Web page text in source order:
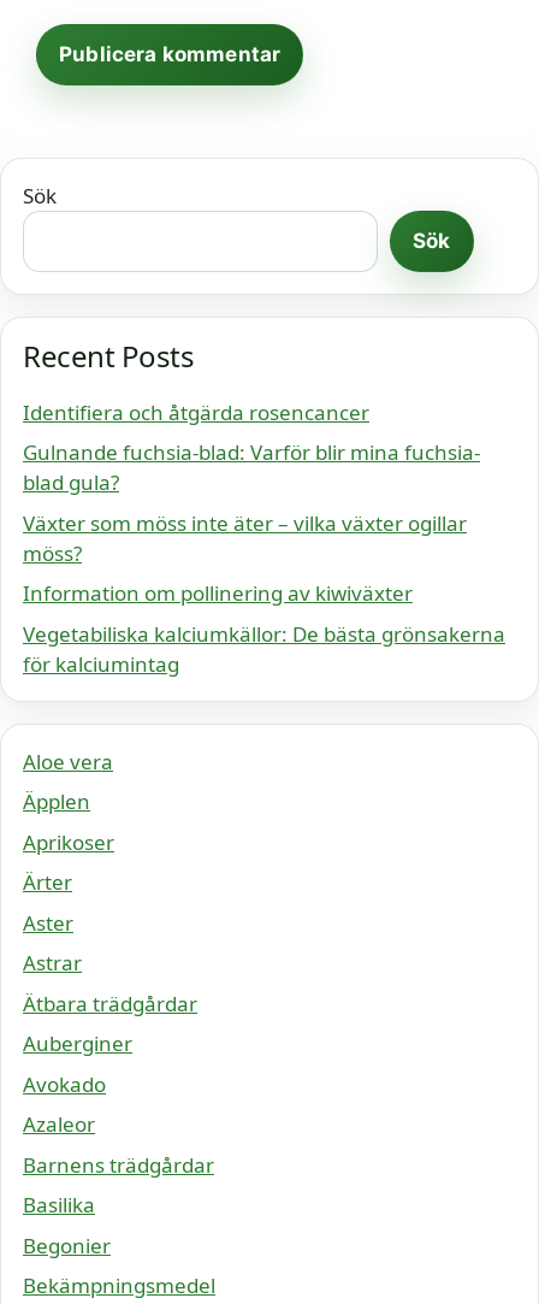
Sök
Sök
Recent Posts
Identifiera och åtgärda rosencancer
Gulnande fuchsia-blad: Varför blir mina fuchsia-
blad gula?
Växter som möss inte äter – vilka växter ogillar
möss?
Information om pollinering av kiwiväxter
Vegetabiliska kalciumkällor: De bästa grönsakerna
för kalciumintag
Aloe vera
Äpplen
Aprikoser
Ärter
Aster
Astrar
Ätbara trädgårdar
Auberginer
Avokado
Azaleor
Barnens trädgårdar
Basilika
Begonier
Bekämpningsmedel